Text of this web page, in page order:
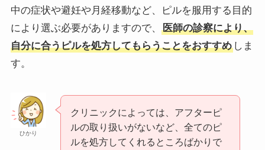
中の症状や避妊や月経移動など、ピルを服用する目的
により選ぶ必要がありますので、
医師の診察により、
自分に合うピルを処方してもらうことをおすすめしま
す。
ひかり
クリニックによっては、アフターピ
ルの取り扱いがないなど、全てのピ
ルを処方してくれるところばかりで